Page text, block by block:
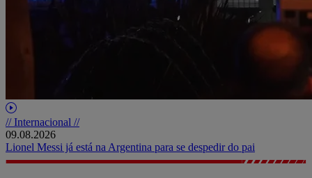
// Internacional //
09.08.2026
Lionel Messi já está na Argentina para se despedir do pai